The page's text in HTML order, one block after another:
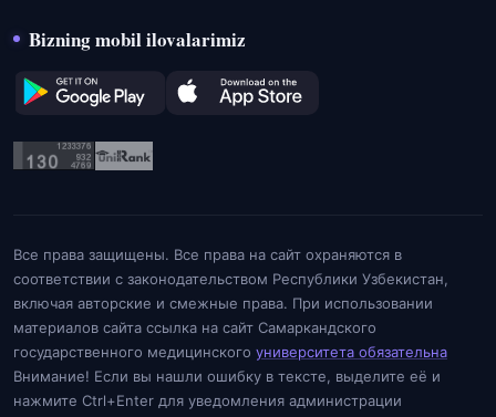
Bizning mobil ilovalarimiz
Все права защищены. Все права на сайт охраняются в
соответствии с законодательством Республики Узбекистан,
включая авторские и смежные права. При использовании
материалов сайта ссылка на сайт Самаркандского
государственного медицинского университета обязательна
Внимание! Если вы нашли ошибку в тексте, выделите её и
нажмите Ctrl+Enter для уведомления администрации